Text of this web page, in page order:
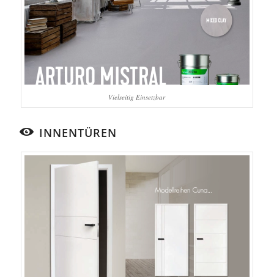
Vielseitig Einsetzbar
INNENTÜREN